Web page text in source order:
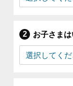
お子さまは